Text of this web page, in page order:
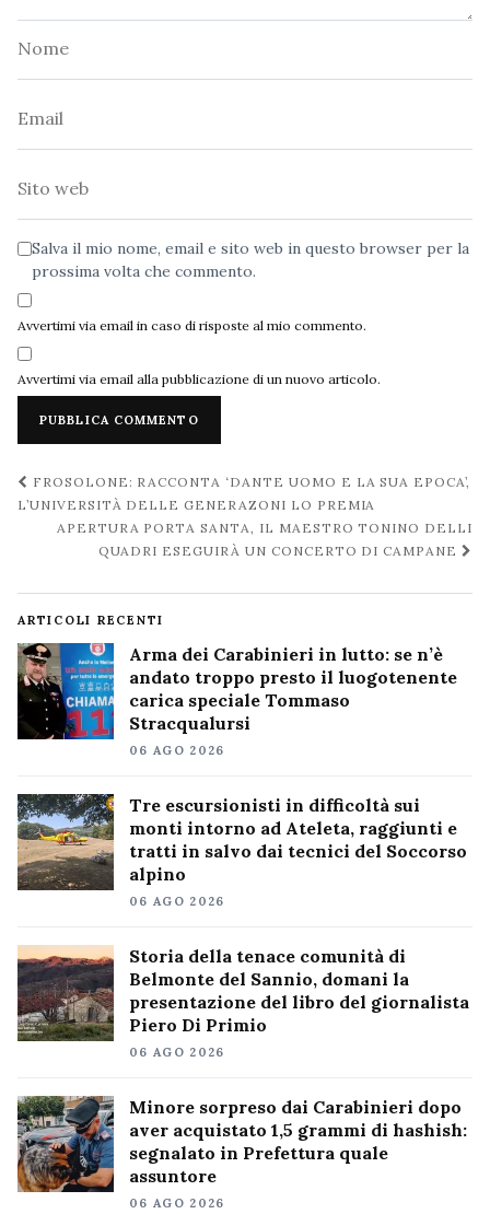
Salva il mio nome, email e sito web in questo browser per la
prossima volta che commento.
Avvertimi via email in caso di risposte al mio commento.
Avvertimi via email alla pubblicazione di un nuovo articolo.
Navigazione
post
FROSOLONE: RACCONTA ‘DANTE UOMO E LA SUA EPOCA’,
L’UNIVERSITÀ DELLE GENERAZONI LO PREMIA
APERTURA PORTA SANTA, IL MAESTRO TONINO DELLI
QUADRI ESEGUIRÀ UN CONCERTO DI CAMPANE
ARTICOLI RECENTI
Arma dei Carabinieri in lutto: se n’è
andato troppo presto il luogotenente
carica speciale Tommaso
Stracqualursi
06 AGO 2026
Tre escursionisti in difficoltà sui
monti intorno ad Ateleta, raggiunti e
tratti in salvo dai tecnici del Soccorso
alpino
06 AGO 2026
Storia della tenace comunità di
Belmonte del Sannio, domani la
presentazione del libro del giornalista
Piero Di Primio
06 AGO 2026
Minore sorpreso dai Carabinieri dopo
aver acquistato 1,5 grammi di hashish:
segnalato in Prefettura quale
assuntore
06 AGO 2026